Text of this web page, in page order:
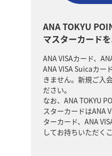
ANA TOKYU
マスターカード
ANA VISAカード、
ANA VISA Suicaカー
きません。新規ご入
ださい。
なお、ANA TOKYU
スターカードはANA
ターカード、ANA
してお持ちいただく